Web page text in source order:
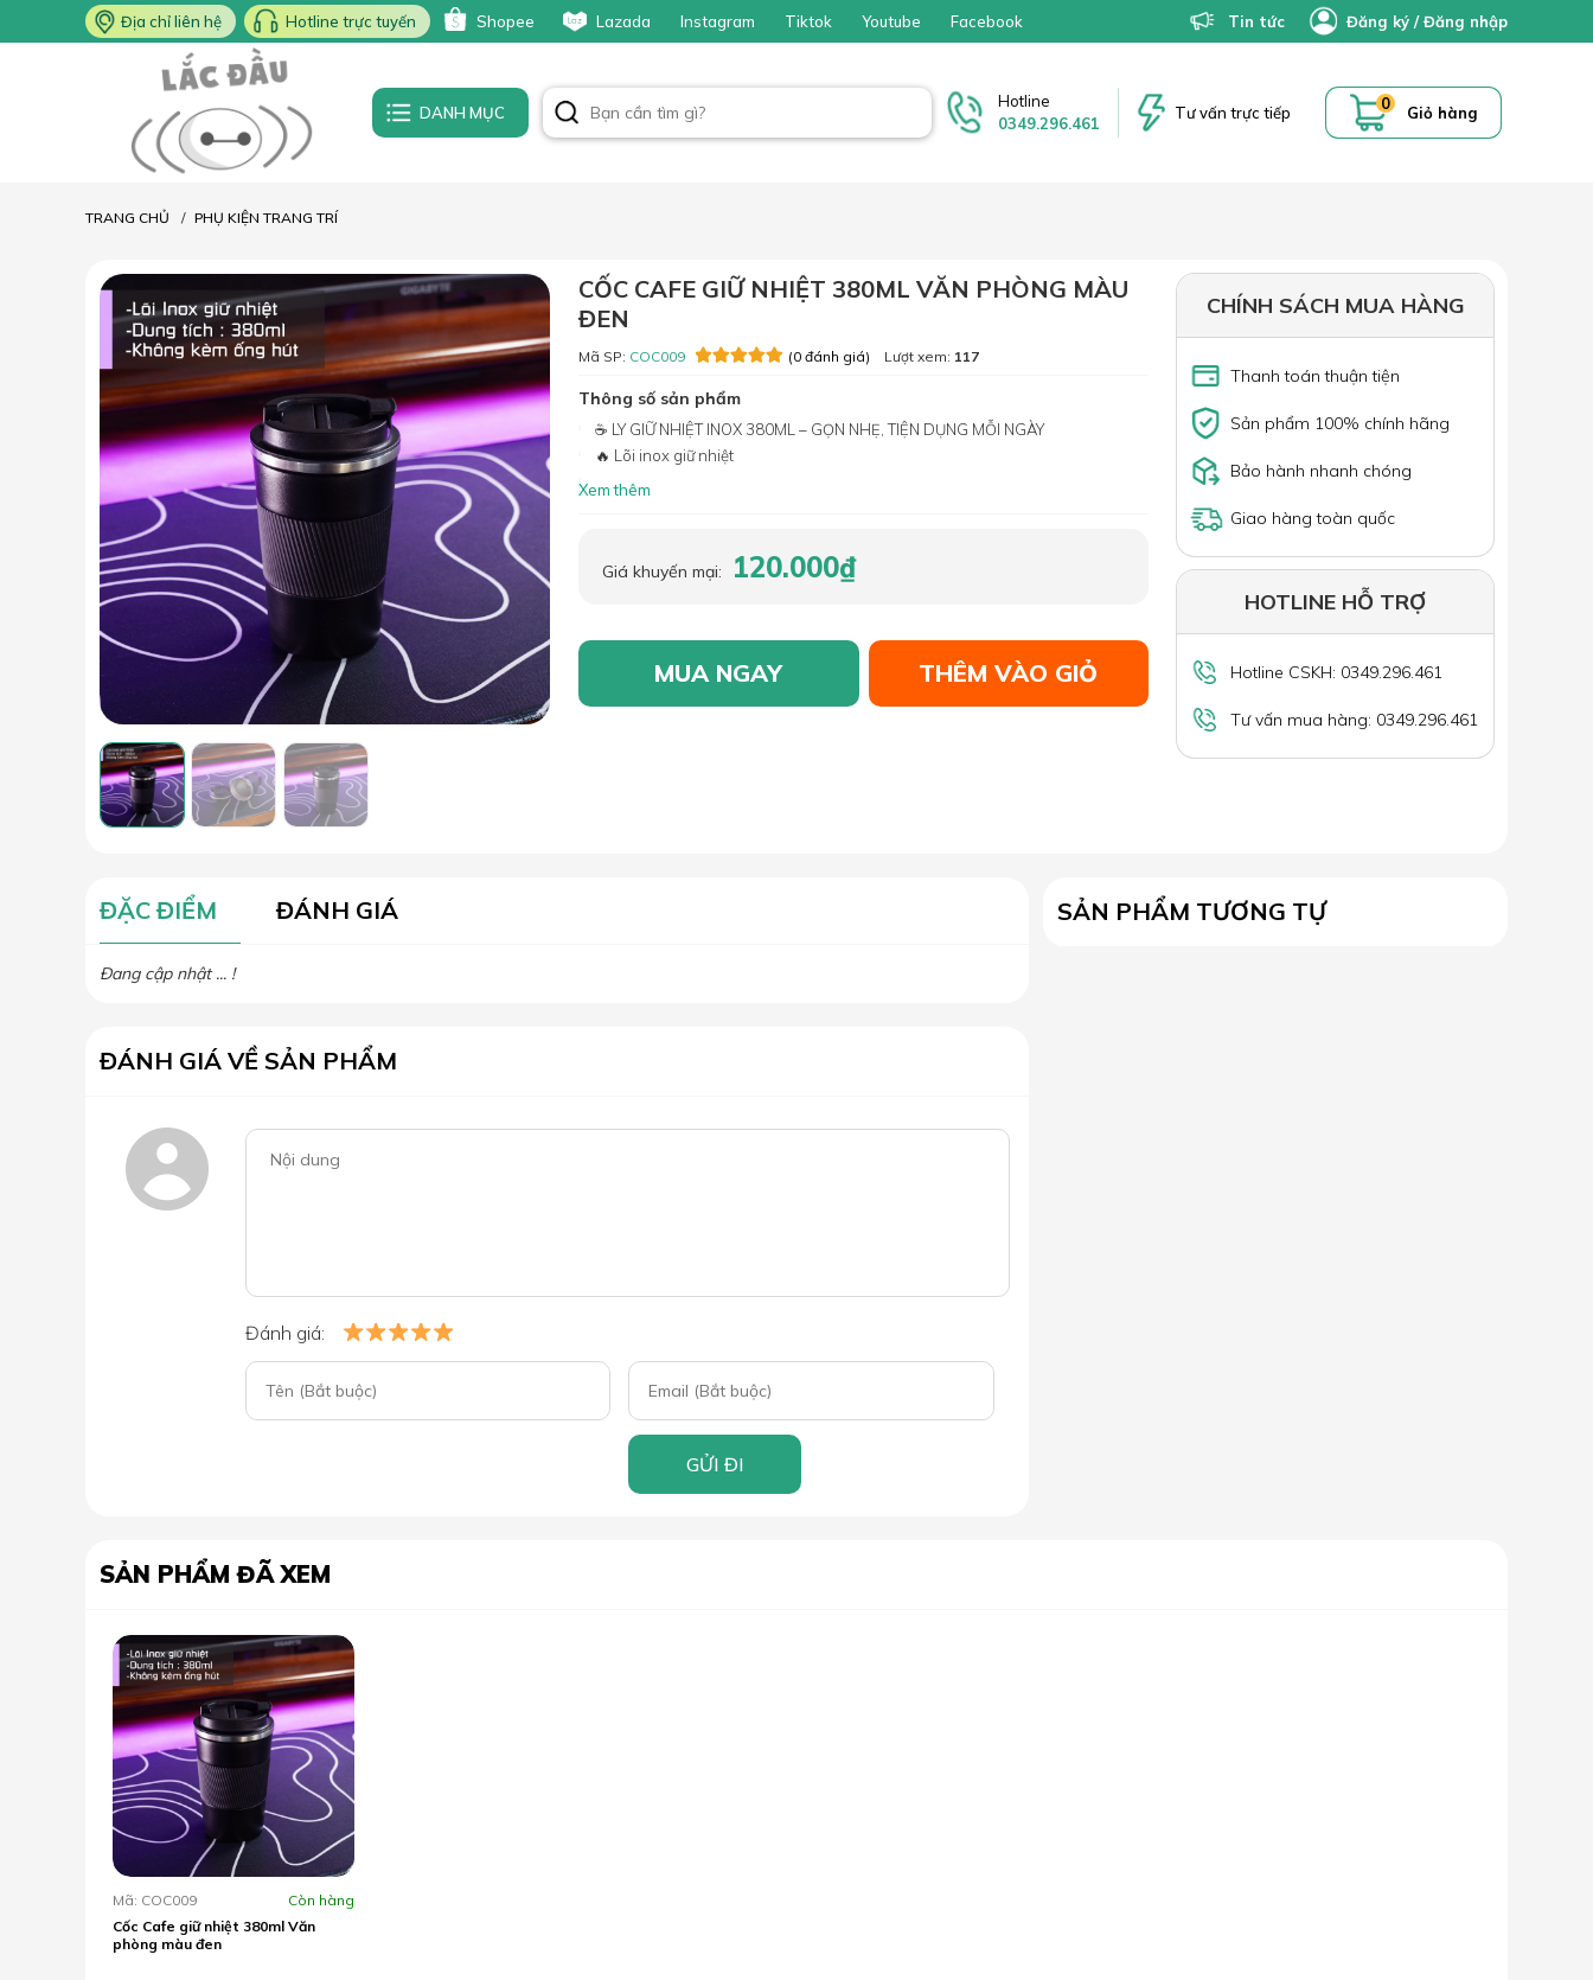
Địa chỉ liên hệ Hotline trực tuyến Shopee Lazada Instagram Tiktok Youtube Facebook Tin tức Đăng ký /Đăng nhập
DANH MỤC
Hotline
0349.296.461
Tư vấn trực tiếp 0 Giỏ hàng
TRANG CHỦ PHỤ KIỆN TRANG TRÍ
CỐC CAFE GIỮ NHIỆT 380ML VĂN PHÒNG MÀU
ĐEN
Mã SP: COC009 (0 đánh giá) Lượt xem: 117
Thông số sản phẩm
☕ LY GIỮ NHIỆT INOX 380ML – GỌN NHẸ, TIỆN DỤNG MỖI NGÀY
🔥 Lõi inox giữ nhiệt
Xem thêm
Giá khuyến mại: 120.000₫
MUA NGAY THÊM VÀO GIỎ
CHÍNH SÁCH MUA HÀNG
Thanh toán thuận tiện
Sản phẩm 100% chính hãng
Bảo hành nhanh chóng
Giao hàng toàn quốc
HOTLINE HỖ TRỢ
Hotline CSKH: 0349.296.461
Tư vấn mua hàng: 0349.296.461
ĐẶC ĐIỂM ĐÁNH GIÁ
Đang cập nhật ... !
ĐÁNH GIÁ VỀ SẢN PHẨM
Đánh giá:
GỬI ĐI
SẢN PHẨM TƯƠNG TỰ
SẢN PHẨM ĐÃ XEM
Mã: COC009
Còn hàng
Cốc Cafe giữ nhiệt 380ml Văn
phòng màu đen